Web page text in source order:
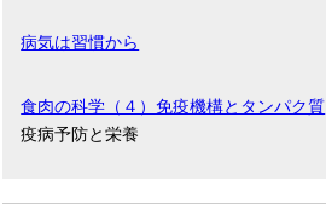
病気は習慣から
食肉の科学（４）免疫機構とタンパク質
疫病予防と栄養